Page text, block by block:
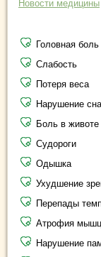
Новости медицины
Головная боль
Слабость
Потеря веса
Нарушение сна
Боль в животе
Судороги
Одышка
Ухудшение
Перепады
Атрофия мышц
Нарушение